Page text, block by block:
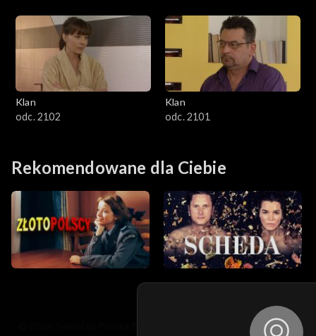
Klan
odc. 2102
Klan
odc. 2101
Rekomendowane dla Ciebie